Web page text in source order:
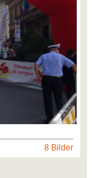
8 Bilder